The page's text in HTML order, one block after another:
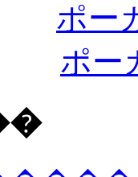
ポー
ポー